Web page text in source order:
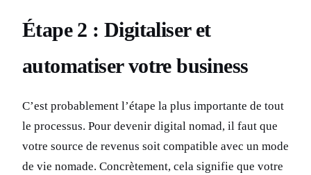
Étape 2 : Digitaliser et
automatiser votre business
C’est probablement l’étape la plus importante de tout
le processus. Pour devenir digital nomad, il faut que
votre source de revenus soit compatible avec un mode
de vie nomade. Concrètement, cela signifie que votre